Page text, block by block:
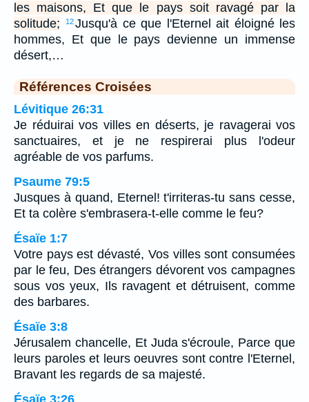
les maisons, Et que le pays soit ravagé par la
solitude;
12 Jusqu'à ce que l'Eternel ait éloigné les
hommes, Et que le pays devienne un immense
désert,…
Références Croisées
Lévitique 26:31
Je réduirai vos villes en déserts, je ravagerai vos
sanctuaires, et je ne respirerai plus l'odeur
agréable de vos parfums.
Psaume 79:5
Jusques à quand, Eternel! t'irriteras-tu sans cesse,
Et ta colère s'embrasera-t-elle comme le feu?
Ésaïe 1:7
Votre pays est dévasté, Vos villes sont consumées
par le feu, Des étrangers dévorent vos campagnes
sous vos yeux, Ils ravagent et détruisent, comme
des barbares.
Ésaïe 3:8
Jérusalem chancelle, Et Juda s'écroule, Parce que
leurs paroles et leurs oeuvres sont contre l'Eternel,
Bravant les regards de sa majesté.